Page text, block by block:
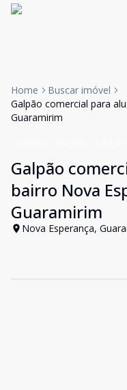
Home
Buscar imóvel
Galpão comercial para
Guaramirim
Galpão
bairro Nova
Guaramirim
Nova Esperança,